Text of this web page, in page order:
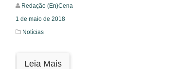
Redação (En)Cena
1 de maio de 2018
Notícias
Leia Mais